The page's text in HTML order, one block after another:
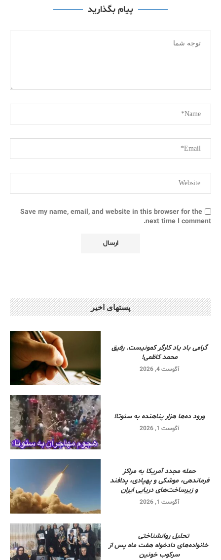
پیام بگذارید
Save my name, email, and website in this browser for the
next time I comment.
پستهای اخیر
گرامی باد یاد کارگر کمونیست. رفیق
محمد کاظمی!
آگوست 4, 2026
ورود ده‌ها هزار پناهنده به سئوتا!
آگوست 1, 2026
حمله مجدد آمریکا به مراکز
فرماندهی، موشکی و پهپادی، پدافند
و زیرساخت‌های دریایی ایران
آگوست 1, 2026
تحلیل روانشناختی
خانواده‌های دادخواه هفت ماه پس از
سرکوب خونین